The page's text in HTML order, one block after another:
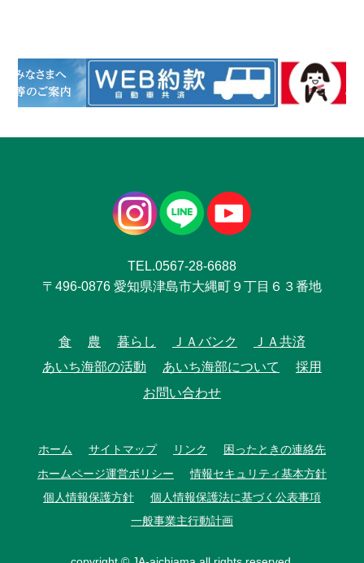
TEL.0567-28-6688
〒496-0876 愛知県津島市大縄町９丁目６３番地
食 農 暮らし ＪＡバンク
ＪＡ共済
あいち海部の活動
あいち海部について
採用
お問い合わせ
ホーム サイトマップ リンク
困ったときの連絡先
ホームページ運営ポリシー
情報セキュリティ基本方針
個人情報保護方針
個人情報保護法に基づく公表事項
一般事業主行動計画